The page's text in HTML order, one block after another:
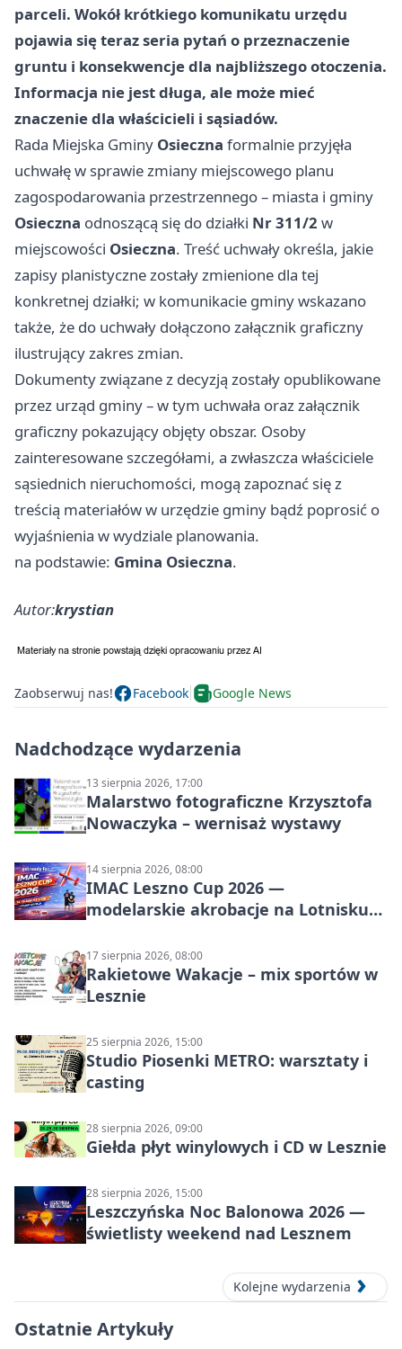
parceli. Wokół krótkiego komunikatu urzędu
pojawia się teraz seria pytań o przeznaczenie
gruntu i konsekwencje dla najbliższego otoczenia.
Informacja nie jest długa, ale może mieć
znaczenie dla właścicieli i sąsiadów.
Rada Miejska Gminy Osieczna formalnie przyjęła
uchwałę w sprawie zmiany miejscowego planu
zagospodarowania przestrzennego – miasta i gminy
Osieczna odnoszącą się do działki Nr 311/2 w
miejscowości Osieczna. Treść uchwały określa, jakie
zapisy planistyczne zostały zmienione dla tej
konkretnej działki; w komunikacie gminy wskazano
także, że do uchwały dołączono załącznik graficzny
ilustrujący zakres zmian.
Dokumenty związane z decyzją zostały opublikowane
przez urząd gminy – w tym uchwała oraz załącznik
graficzny pokazujący objęty obszar. Osoby
zainteresowane szczegółami, a zwłaszcza właściciele
sąsiednich nieruchomości, mogą zapoznać się z
treścią materiałów w urzędzie gminy bądź poprosić o
wyjaśnienia w wydziale planowania.
na podstawie: Gmina Osieczna.
Autor:krystian
Zaobserwuj nas! Facebook Google News
Nadchodzące wydarzenia
13 sierpnia 2026, 17:00
Malarstwo fotograficzne Krzysztofa
Nowaczyka – wernisaż wystawy
14 sierpnia 2026, 08:00
IMAC Leszno Cup 2026 —
modelarskie akrobacje na Lotnisku
17 sierpnia 2026, 08:00
Rakietowe Wakacje – mix sportów w
Lesznie
25 sierpnia 2026, 15:00
Studio Piosenki METRO: warsztaty i
casting
28 sierpnia 2026, 09:00
Giełda płyt winylowych i CD w Lesznie
28 sierpnia 2026, 15:00
Leszczyńska Noc Balonowa 2026 —
świetlisty weekend nad Lesznem
Kolejne wydarzenia
Ostatnie Artykuły